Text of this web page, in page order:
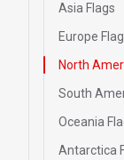
Asia Flags
Europe
North
South
Oceania
Antarctica